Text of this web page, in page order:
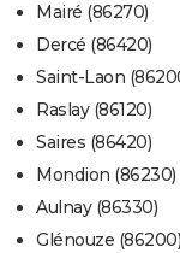
Mairé (86270)
Dercé (86420)
Saint-Laon
Raslay (86120)
Saires (86420)
Mondion (86230)
Aulnay (86330)
Glénouze (86200)